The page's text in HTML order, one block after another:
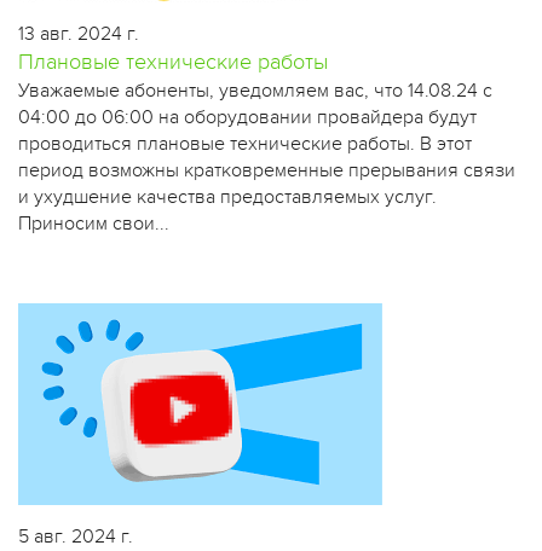
13 авг. 2024 г.
Плановые технические работы
​Уважаемые абоненты, уведомляем вас, что 14.08.24 с
04:00 до 06:00 на оборудовании провайдера будут
проводиться плановые технические работы. В этот
период возможны кратковременные прерывания связи
и ухудшение качества предоставляемых услуг.
Приносим свои...
5 авг. 2024 г.